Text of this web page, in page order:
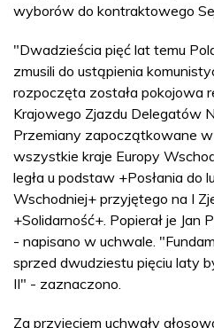
wyborów do kontraktowego
"Dwadzieścia pięć lat temu
zmusili do ustąpienia
rozpoczęta została pokojowa
Krajowego Zjazdu Delegatów
Przemiany zapoczątkowane
wszystkie kraje Europy
legła u podstaw +Posłania do
Wschodniej+ przyjętego na I
+Solidarność+. Popierał je Jan
- napisano w uchwale.
sprzed dwudziestu pięciu laty
II" - zaznaczono.
Za przyjęciem uchwały